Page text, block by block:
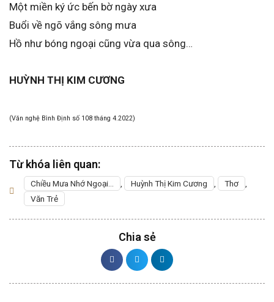
Một miền ký ức bến bờ ngày xưa
Buổi về ngõ vắng sông mưa
Hồ như bóng ngoại cũng vừa qua sông…
HUỲNH THỊ KIM CƯƠNG
(Văn nghệ Bình Định số 108 tháng 4.2022)
Từ khóa liên quan:
Chiều Mưa Nhớ Ngoại… Huỳnh Thị Kim Cương Thơ
Văn Trẻ
Chia sẻ